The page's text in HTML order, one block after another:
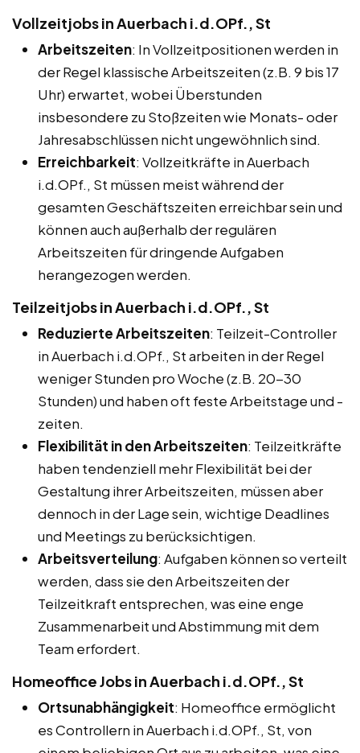
Vollzeitjobs in Auerbach i.d.OPf., St
Arbeitszeiten: In Vollzeitpositionen werden in
der Regel klassische Arbeitszeiten (z.B. 9 bis 17
Uhr) erwartet, wobei Überstunden
insbesondere zu Stoßzeiten wie Monats- oder
Jahresabschlüssen nicht ungewöhnlich sind.
Erreichbarkeit: Vollzeitkräfte in Auerbach
i.d.OPf., St müssen meist während der
gesamten Geschäftszeiten erreichbar sein und
können auch außerhalb der regulären
Arbeitszeiten für dringende Aufgaben
herangezogen werden.
Teilzeitjobs in Auerbach i.d.OPf., St
Reduzierte Arbeitszeiten: Teilzeit-Controller
in Auerbach i.d.OPf., St arbeiten in der Regel
weniger Stunden pro Woche (z.B. 20-30
Stunden) und haben oft feste Arbeitstage und -
zeiten.
Flexibilität in den Arbeitszeiten: Teilzeitkräfte
haben tendenziell mehr Flexibilität bei der
Gestaltung ihrer Arbeitszeiten, müssen aber
dennoch in der Lage sein, wichtige Deadlines
und Meetings zu berücksichtigen.
Arbeitsverteilung: Aufgaben können so verteilt
werden, dass sie den Arbeitszeiten der
Teilzeitkraft entsprechen, was eine enge
Zusammenarbeit und Abstimmung mit dem
Team erfordert.
Homeoffice Jobs in Auerbach i.d.OPf., St
Ortsunabhängigkeit: Homeoffice ermöglicht
es Controllern in Auerbach i.d.OPf., St, von